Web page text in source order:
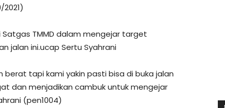
TMMD dalam mengejar target
jalan ini.ucap Sertu Syahrani
berat tapi kami yakin pasti bisa di buka jalan
dan menjadikan cambuk untuk mengejar
(pen1004)